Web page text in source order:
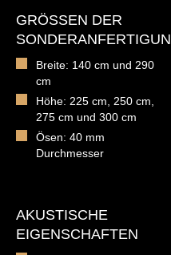
GRÖSSEN DER S
ONDERANFERTIGUNG
Breite: 140 cm und 290
cm
Höhe: 225 cm, 250 cm,
275 cm und 300 cm
Ösen: 40 mm
Durchmesser
AKUSTISCHE
EIGENSCHAFTEN